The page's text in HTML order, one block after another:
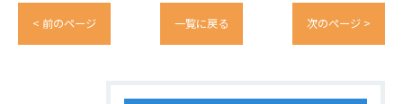
< 前のページ 一覧に戻る 次のページ >